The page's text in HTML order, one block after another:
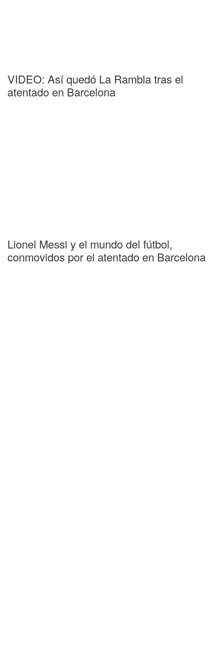
VIDEO: Así quedó La Rambla tras el
atentado en Barcelona
Lionel Messi y el mundo del fútbol,
conmovidos por el atentado en Barcelona